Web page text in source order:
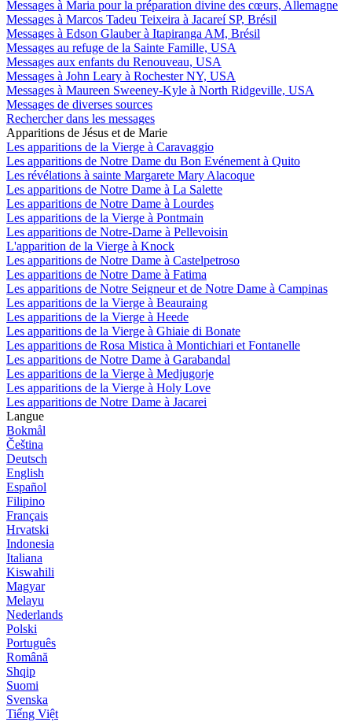
Messages à Maria pour la préparation divine des cœurs, Allemagne
Messages à Marcos Tadeu Teixeira à Jacareí SP, Brésil
Messages à Edson Glauber à Itapiranga AM, Brésil
Messages au refuge de la Sainte Famille, USA
Messages aux enfants du Renouveau, USA
Messages à John Leary à Rochester NY, USA
Messages à Maureen Sweeney-Kyle à North Ridgeville, USA
Messages de diverses sources
Rechercher dans les messages
Apparitions de Jésus et de Marie
Les apparitions de la Vierge à Caravaggio
Les apparitions de Notre Dame du Bon Evénement à Quito
Les révélations à sainte Margarete Mary Alacoque
Les apparitions de Notre Dame à La Salette
Les apparitions de Notre Dame à Lourdes
Les apparitions de la Vierge à Pontmain
Les apparitions de Notre-Dame à Pellevoisin
L'apparition de la Vierge à Knock
Les apparitions de Notre Dame à Castelpetroso
Les apparitions de Notre Dame à Fatima
Les apparitions de Notre Seigneur et de Notre Dame à Campinas
Les apparitions de la Vierge à Beauraing
Les apparitions de la Vierge à Heede
Les apparitions de la Vierge à Ghiaie di Bonate
Les apparitions de Rosa Mistica à Montichiari et Fontanelle
Les apparitions de Notre Dame à Garabandal
Les apparitions de la Vierge à Medjugorje
Les apparitions de la Vierge à Holy Love
Les apparitions de Notre Dame à Jacarei
Langue
Bokmål
Čeština
Deutsch
English
Español
Filipino
Français
Hrvatski
Indonesia
Italiana
Kiswahili
Magyar
Melayu
Nederlands
Polski
Português
Română
Shqip
Suomi
Svenska
Tiếng Việt